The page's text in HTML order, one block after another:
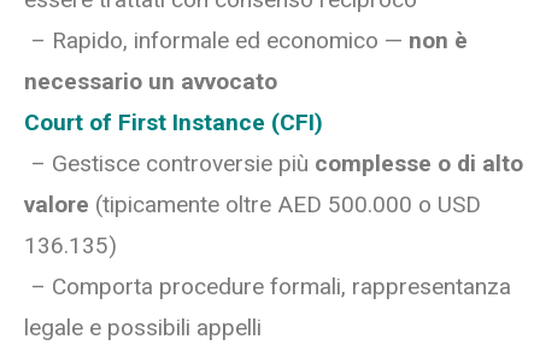
– Rapido, informale ed economico — non è
necessario un avvocato
Court of First Instance (CFI)
– Gestisce controversie più complesse o di alto
valore (tipicamente oltre AED 500.000 o USD
136.135)
– Comporta procedure formali, rappresentanza
legale e possibili appelli